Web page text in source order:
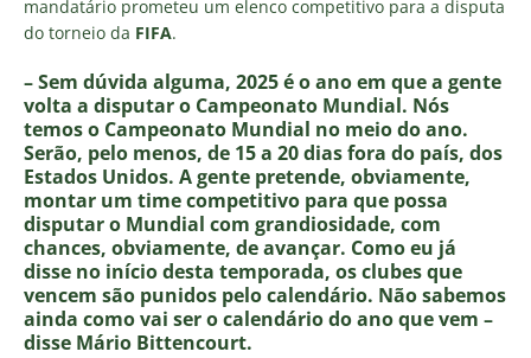
mandatário prometeu um elenco competitivo para a disputa
do torneio da FIFA.
– Sem dúvida alguma, 2025 é o ano em que a gente
volta a disputar o Campeonato Mundial. Nós
temos o Campeonato Mundial no meio do ano.
Serão, pelo menos, de 15 a 20 dias fora do país, dos
Estados Unidos. A gente pretende, obviamente,
montar um time competitivo para que possa
disputar o Mundial com grandiosidade, com
chances, obviamente, de avançar. Como eu já
disse no início desta temporada, os clubes que
vencem são punidos pelo calendário. Não sabemos
ainda como vai ser o calendário do ano que vem –
disse Mário Bittencourt.